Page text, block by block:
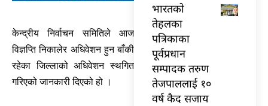
केन्द्रीय निर्वाचन समितिले आज
विज्ञप्ति निकालेर अधिवेशन हुन बाँकी
रहेका जिल्लाको अधिवेशन स्थगित
गरिएको जानकारी दिएको हो ।
भारतकाे
तेहलका
पत्रिकाका
पूर्वप्रधान
सम्पादक तरुण
तेजपाललाई १०
वर्ष कैद सजाय